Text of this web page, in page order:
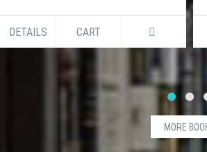
DETAILS CART
MORE